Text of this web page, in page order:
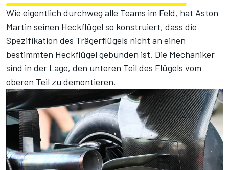
Wie eigentlich durchweg alle Teams im Feld, hat Aston
Martin seinen Heckflügel so konstruiert, dass die
Spezifikation des Trägerflügels nicht an einen
bestimmten Heckflügel gebunden ist. Die Mechaniker
sind in der Lage, den unteren Teil des Flügels vom
oberen Teil zu demontieren.